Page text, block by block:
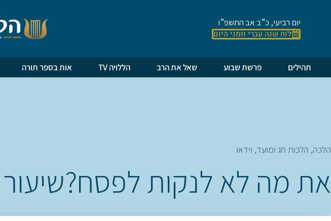
יום רביעי, כ”ב אב התשפ”ו
לוח שנה עברי וזמני היום
תהילים פרשת שבוע שאל את הרב הללויה TV אות בספר תורה
הלכה, הלכות חג ומועד, וידאו
את מה לא לנקות